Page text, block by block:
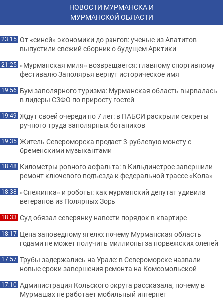
НОВОСТИ МУРМАНСКА И
МУРМАНСКОЙ ОБЛАСТИ
23:15 От «синей» экономики до рангов: ученые из Апатитов
выпустили свежий сборник о будущем Арктики
21:25 «Мурманская миля» возвращается: главному спортивному
фестивалю Заполярья вернут историческое имя
19:56 Бум заполярного туризма: Мурманская область вырвалась
в лидеры СЗФО по приросту гостей
19:49 Ждут своей очереди по 7 лет: в ПАБСИ раскрыли секреты
ручного труда заполярных ботаников
19:35 Житель Североморска продает 3-рублевую монету с
бременскими музыкантами
18:48 Километры ровного асфальта: в Кильдинстрое завершили
ремонт ключевого подъезда к федеральной трассе «Кола»
18:38 «Снежинка» и роботы: как мурманский депутат удивила
ветеранов из Полярных Зорь
18:33 Суд обязал северянку навести порядок в квартире
18:17 Цена заповедному ягелю: почему Мурманская область
годами не может получить миллионы за норвежских оленей
17:57 Трубы задержались на Урале: в Североморске назвали
новые сроки завершения ремонта на Комсомольской
17:10 Администрация Кольского округа рассказала, почему в
Мурмашах не работает мобильный интернет